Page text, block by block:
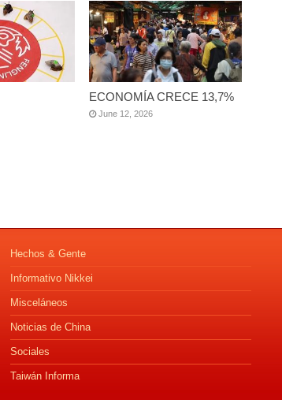
ECONOMÍA CRECE 13,7%
June 12, 2026
Hechos & Gente
Informativo Nikkei
Misceláneos
Noticias de China
Sociales
Taiwán Informa